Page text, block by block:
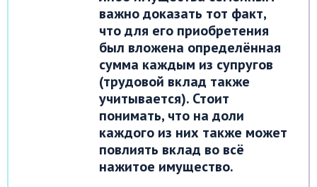
важно доказать тот факт,
что для его приобретения
был вложена определённая
сумма каждым из супругов
(трудовой вклад также
учитывается). Стоит
понимать, что на доли
каждого из них также может
повлиять вклад во всё
нажитое имущество.